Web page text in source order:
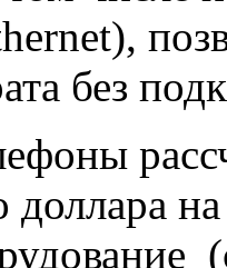
без
доллара